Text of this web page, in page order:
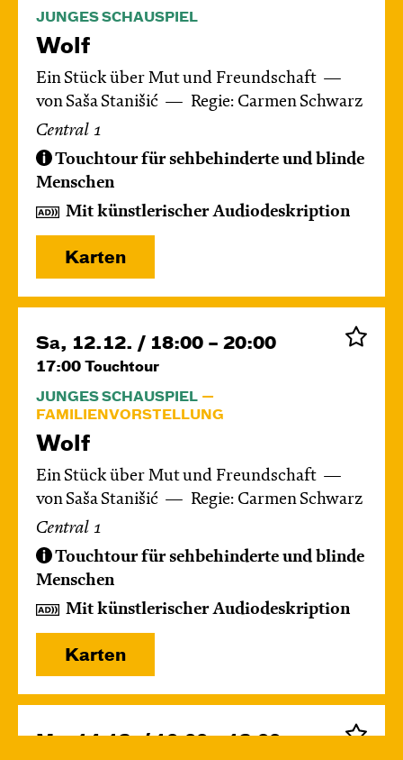
JUNGES SCHAUSPIEL
Wolf
Ein Stück über Mut und Freundschaft
von Saša Stanišić
Regie: Carmen Schwarz
Central 1
Touchtour für sehbehinderte und blinde
Menschen
Mit künstlerischer Audiodeskription
Karten
Sa, 12.12. / 18:00 – 20:00
17:00 Touchtour
JUNGES SCHAUSPIEL
FAMILIENVORSTELLUNG
Wolf
Ein Stück über Mut und Freundschaft
von Saša Stanišić
Regie: Carmen Schwarz
Central 1
Touchtour für sehbehinderte und blinde
Menschen
Mit künstlerischer Audiodeskription
Karten
Mo, 14.12. / 10:00 – 12:00